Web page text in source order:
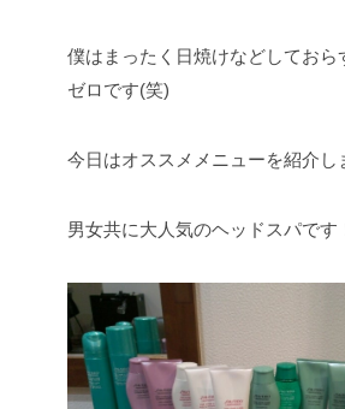
僕はまったく日焼けなどしておら
ゼロです(笑)
今日はオススメメニューを紹介し
男女共に大人気のヘッドスパです